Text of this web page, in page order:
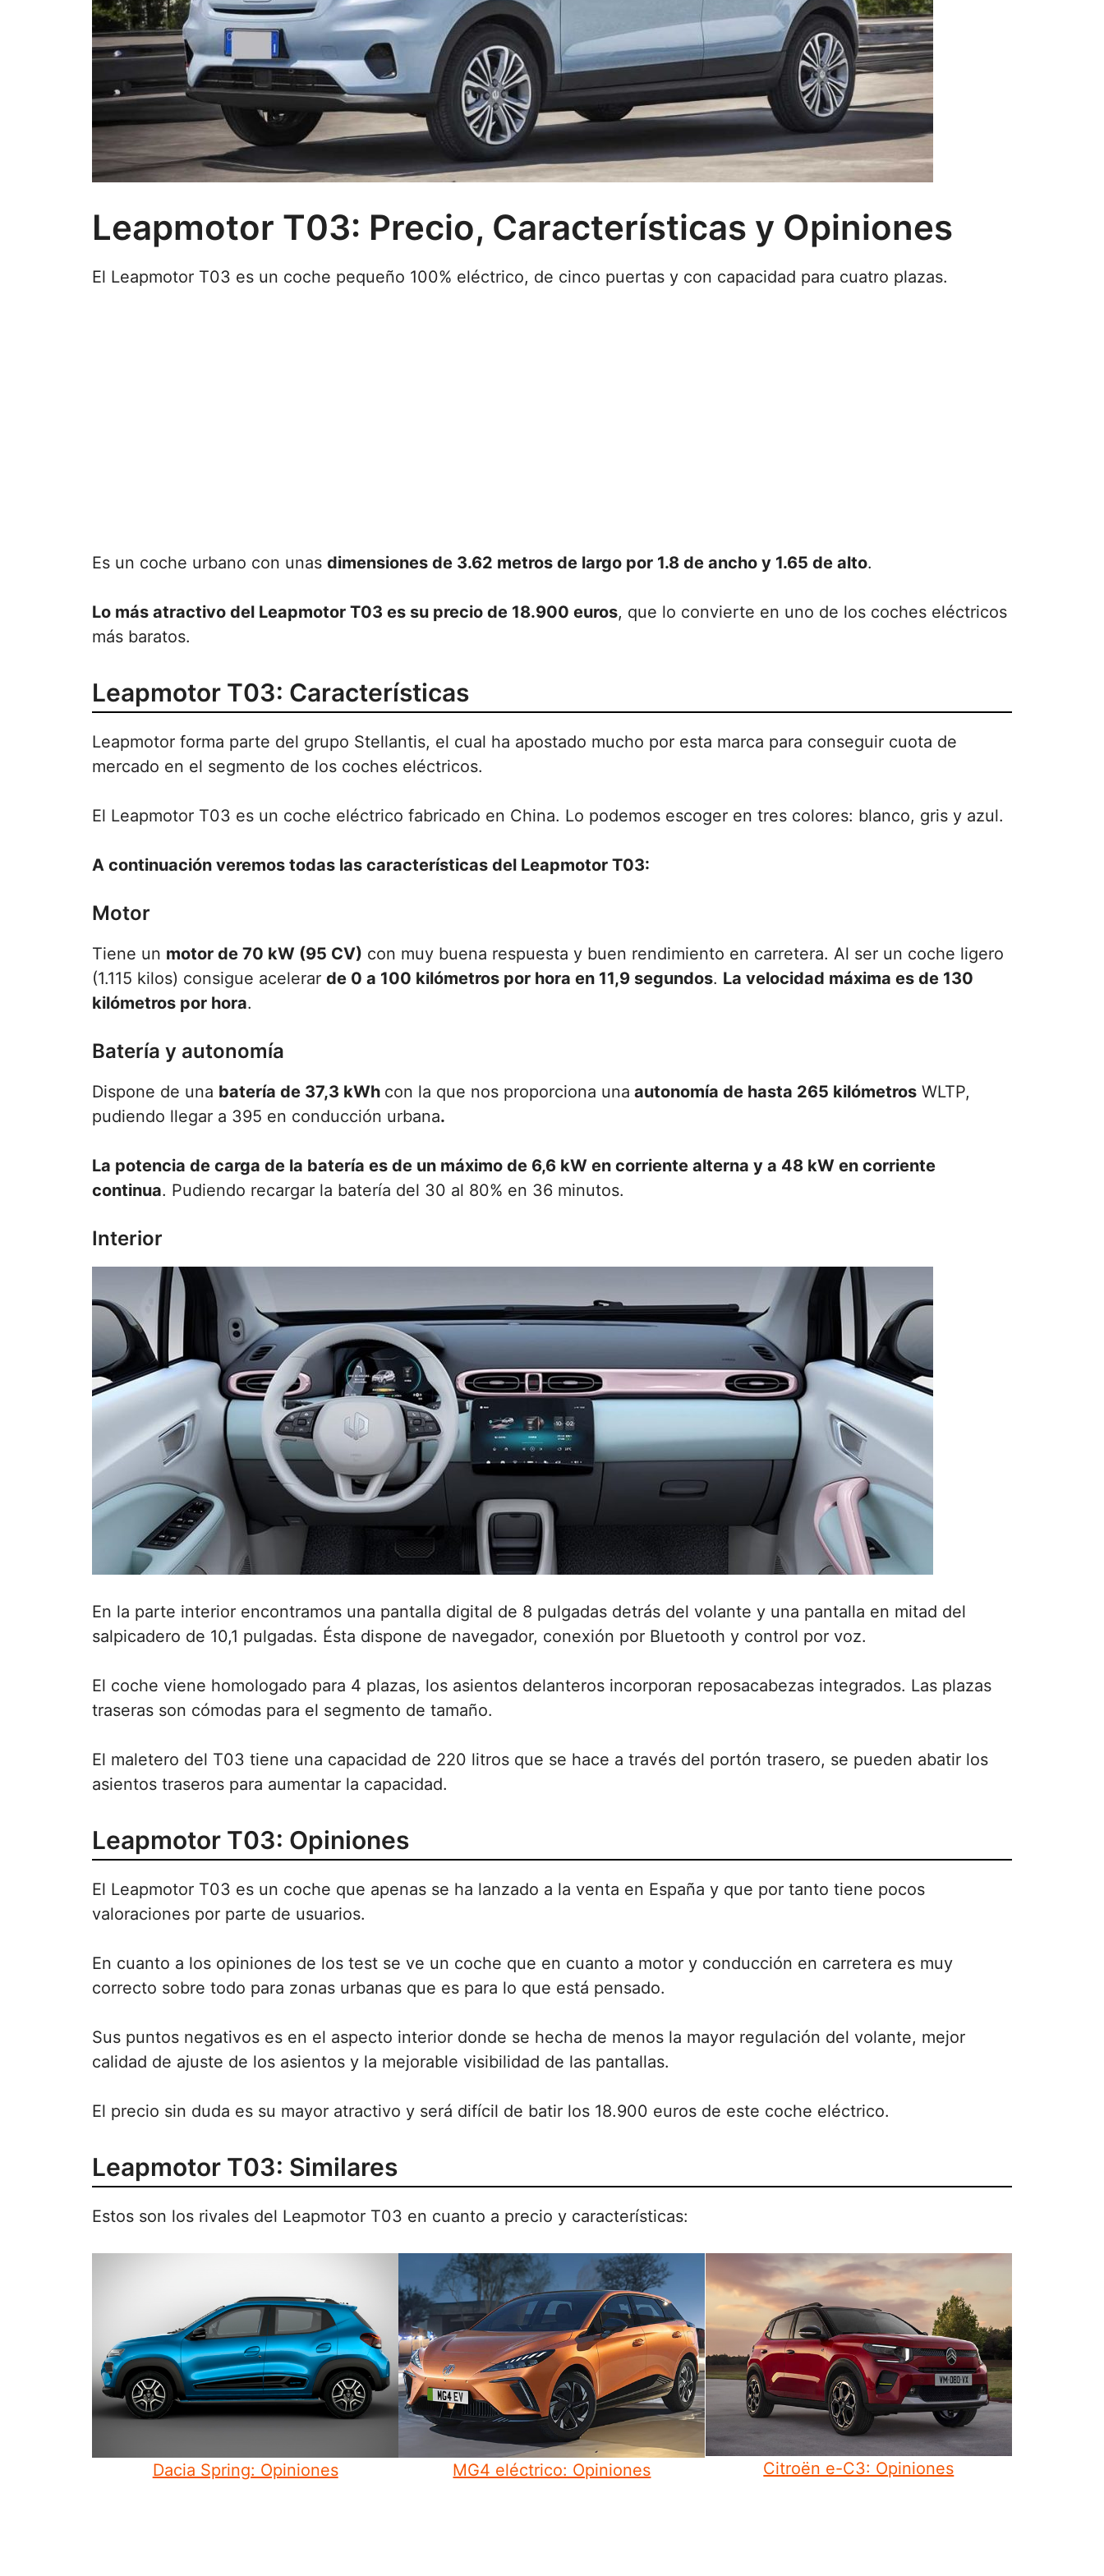
Leapmotor T03: Precio, Características y Opiniones
El Leapmotor T03 es un coche pequeño 100% eléctrico, de cinco puertas y con capacidad para cuatro plazas.
Es un coche urbano con unas dimensiones de 3.62 metros de largo por 1.8 de ancho y 1.65 de alto.
Lo más atractivo del Leapmotor T03 es su precio de 18.900 euros, que lo convierte en uno de los coches eléctricos
más baratos.
Leapmotor T03: Características
Leapmotor forma parte del grupo Stellantis, el cual ha apostado mucho por esta marca para conseguir cuota de
mercado en el segmento de los coches eléctricos.
El Leapmotor T03 es un coche eléctrico fabricado en China. Lo podemos escoger en tres colores: blanco, gris y azul.
A continuación veremos todas las características del Leapmotor T03:
Motor
Tiene un motor de 70 kW (95 CV) con muy buena respuesta y buen rendimiento en carretera. Al ser un coche ligero
(1.115 kilos) consigue acelerar de 0 a 100 kilómetros por hora en 11,9 segundos. La velocidad máxima es de 130
kilómetros por hora.
Batería y autonomía
Dispone de una batería de 37,3 kWh con la que nos proporciona una autonomía de hasta 265 kilómetros WLTP,
pudiendo llegar a 395 en conducción urbana.
La potencia de carga de la batería es de un máximo de 6,6 kW en corriente alterna y a 48 kW en corriente
continua. Pudiendo recargar la batería del 30 al 80% en 36 minutos.
Interior
En la parte interior encontramos una pantalla digital de 8 pulgadas detrás del volante y una pantalla en mitad del
salpicadero de 10,1 pulgadas. Ésta dispone de navegador, conexión por Bluetooth y control por voz.
El coche viene homologado para 4 plazas, los asientos delanteros incorporan reposacabezas integrados. Las plazas
traseras son cómodas para el segmento de tamaño.
El maletero del T03 tiene una capacidad de 220 litros que se hace a través del portón trasero, se pueden abatir los
asientos traseros para aumentar la capacidad.
Leapmotor T03: Opiniones
El Leapmotor T03 es un coche que apenas se ha lanzado a la venta en España y que por tanto tiene pocos
valoraciones por parte de usuarios.
En cuanto a los opiniones de los test se ve un coche que en cuanto a motor y conducción en carretera es muy
correcto sobre todo para zonas urbanas que es para lo que está pensado.
Sus puntos negativos es en el aspecto interior donde se hecha de menos la mayor regulación del volante, mejor
calidad de ajuste de los asientos y la mejorable visibilidad de las pantallas.
El precio sin duda es su mayor atractivo y será difícil de batir los 18.900 euros de este coche eléctrico.
Leapmotor T03: Similares
Estos son los rivales del Leapmotor T03 en cuanto a precio y características:
Dacia Spring: Opiniones MG4 eléctrico: Opiniones Citroën e-C3: Opiniones